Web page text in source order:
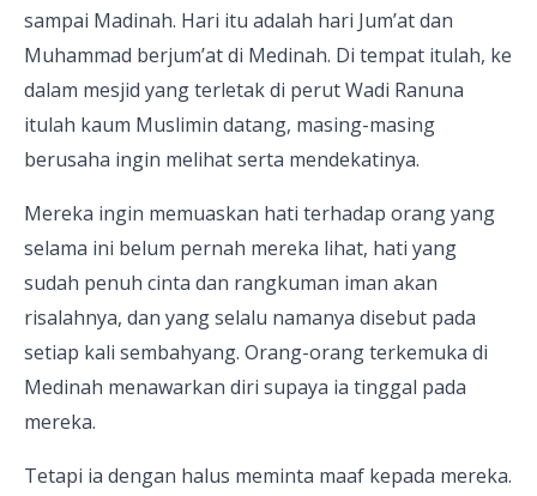
sampai Madinah. Hari itu adalah hari Jum’at dan
Muhammad berjum’at di Medinah. Di tempat itulah, ke
dalam mesjid yang terletak di perut Wadi Ranuna
itulah kaum Muslimin datang, masing-masing
berusaha ingin melihat serta mendekatinya.
Mereka ingin memuaskan hati terhadap orang yang
selama ini belum pernah mereka lihat, hati yang
sudah penuh cinta dan rangkuman iman akan
risalahnya, dan yang selalu namanya disebut pada
setiap kali sembahyang. Orang-orang terkemuka di
Medinah menawarkan diri supaya ia tinggal pada
mereka.
Tetapi ia dengan halus meminta maaf kepada mereka.